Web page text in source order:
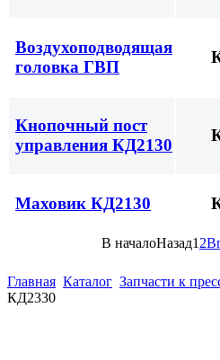
Воздухоподводящая
головка ГВП
Кнопочный пост
управления КД2130
Маховик КД2130
В началоНазад1 2
Главная Каталог Запчасти к
КД2330